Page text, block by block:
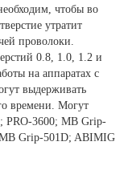
чтобы во
утратит
проволоки.
0.8, 1.0, 1.2 и
на аппаратах с
выдерживать
времени. Могут
PRO-3600; MB Grip-
Grip-501D; ABIMIG